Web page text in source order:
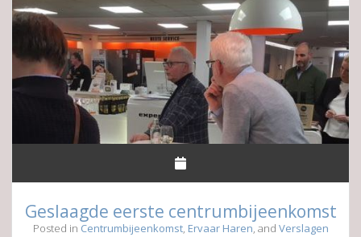
Geslaagde eerste centrumbijeenkomst
Posted in Centrumbijeenkomst, Ervaar Haren, and Verslagen